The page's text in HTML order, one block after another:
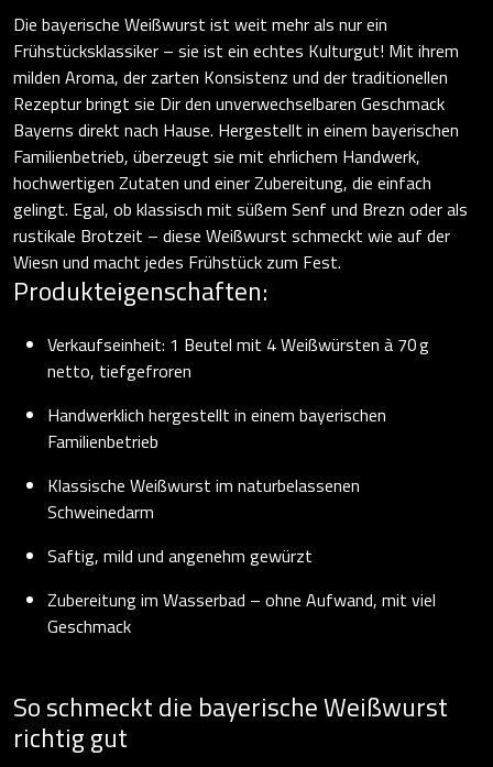
Die bayerische Weißwurst ist weit mehr als nur ein
Frühstücksklassiker – sie ist ein echtes Kulturgut! Mit ihrem
milden Aroma, der zarten Konsistenz und der traditionellen
Rezeptur bringt sie Dir den unverwechselbaren Geschmack
Bayerns direkt nach Hause. Hergestellt in einem bayerischen
Familienbetrieb, überzeugt sie mit ehrlichem Handwerk,
hochwertigen Zutaten und einer Zubereitung, die einfach
gelingt. Egal, ob klassisch mit süßem Senf und Brezn oder als
rustikale Brotzeit – diese Weißwurst schmeckt wie auf der
Wiesn und macht jedes Frühstück zum Fest.
Produkteigenschaften:
Verkaufseinheit: 1 Beutel mit 4 Weißwürsten à 70 g
netto, tiefgefroren
Handwerklich hergestellt in einem bayerischen
Familienbetrieb
Klassische Weißwurst im naturbelassenen
Schweinedarm
Saftig, mild und angenehm gewürzt
Zubereitung im Wasserbad – ohne Aufwand, mit viel
Geschmack
So schmeckt die bayerische Weißwurst
richtig gut